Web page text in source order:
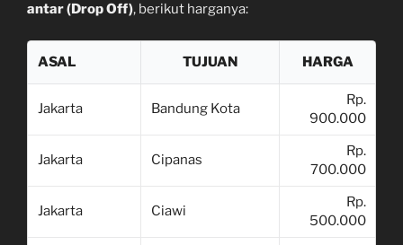
antar (Drop Off), berikut harganya:
ASAL TUJUAN HARGA
Jakarta Bandung Kota
Rp.
900.000
Jakarta Cipanas
Rp.
700.000
Jakarta Ciawi
Rp.
500.000